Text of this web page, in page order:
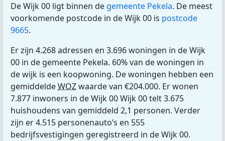
De Wijk 00 ligt binnen de gemeente Pekela. De meest
voorkomende postcode in de Wijk 00 is postcode
9665.
Er zijn 4.268 adressen en 3.696 woningen in de Wijk
00 in de gemeente Pekela. 60% van de woningen in
de wijk is een koopwoning. De woningen hebben een
gemiddeldeWOZwaarde van €204.000. Er wonen
7.877 inwoners in de Wijk 00 Wijk 00 telt 3.675
huishoudens van gemiddeld 2,1 personen. Verder
zijn er 4.515 personenauto’s en 555
bedrijfsvestigingen geregistreerd in de Wijk 00.